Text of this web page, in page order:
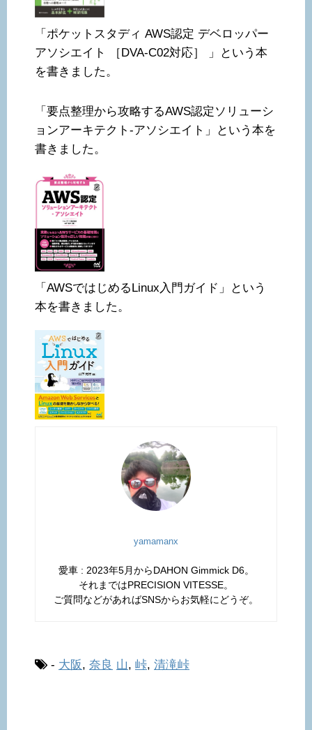
「ポケットスタディ AWS認定 デベロッパー
アソシエイト ［DVA-C02対応］ 」という本
を書きました。
「要点整理から攻略するAWS認定ソリューシ
ョンアーキテクト-アソシエイト」という本を
書きました。
「AWSではじめるLinux入門ガイド」という
本を書きました。
yamamanx
愛車 : 2023年5月からDAHON Gimmick D6。
それまではPRECISION VITESSE。
ご質問などがあればSNSからお気軽にどうぞ。
- 大阪, 奈良 山, 峠, 清滝峠